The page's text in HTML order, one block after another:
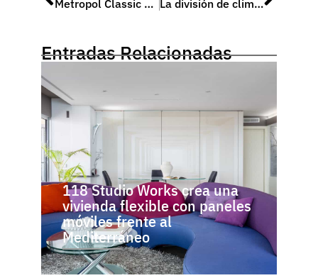
Metropol Classic de hansgrohe incorpora detalles dorados y la tecnología más innovadora La división de climatización de Panasonic doblará su cifra de negocio en Europa
Entradas Relacionadas
118 Studio Works crea una
vivienda flexible con paneles
móviles frente al
Mediterráneo